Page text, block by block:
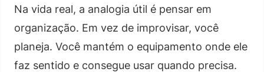
Na vida real, a analogia útil é pensar em
organização. Em vez de improvisar, você
planeja. Você mantém o equipamento onde ele
faz sentido e consegue usar quando precisa.